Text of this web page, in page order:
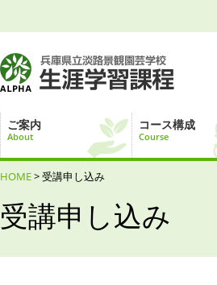
ご案内
About
コース構成
Course
HOME> 受講申し込み
受講申し込み